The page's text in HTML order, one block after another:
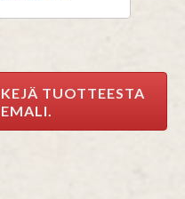
TUOTTEESTA